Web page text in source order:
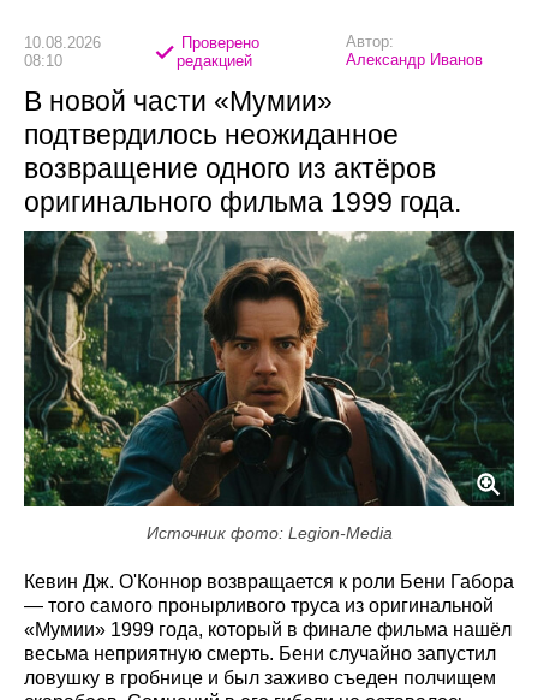
10.08.2026
08:10
Проверено
редакцией
Автор:
Александр Иванов
В новой части «Мумии»
подтвердилось неожиданное
возвращение одного из актёров
оригинального фильма 1999 года.
Источник фото: Legion-Media
Кевин Дж. О'Коннор возвращается к роли Бени Габора
— того самого пронырливого труса из оригинальной
«Мумии» 1999 года, который в финале фильма нашёл
весьма неприятную смерть. Бени случайно запустил
ловушку в гробнице и был заживо съеден полчищем